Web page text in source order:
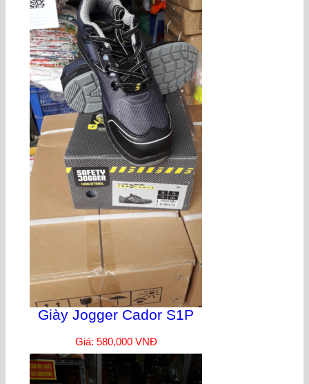
Giày Jogger Cador S1P
Giá: 580,000 VNĐ